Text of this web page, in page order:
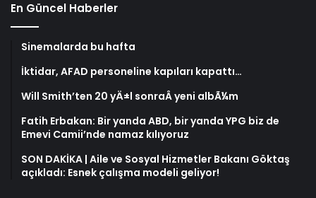
En Güncel Haberler
Sinemalarda bu hafta
İktidar, AFAD personeline kapıları kapattı…
Will Smith’ten 20 yÄ±l sonraÂ yeni albÃ¼m
Fatih Erbakan: Bir yanda ABD, bir yanda YPG biz de
Emevi Camii’nde namaz kılıyoruz
SON DAKİKA | Aile ve Sosyal Hizmetler Bakanı Göktaş
açıkladı: Esnek çalışma modeli geliyor!